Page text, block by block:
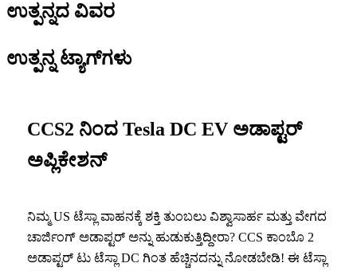
ಉತ್ಪನ್ನದ ವಿವರ
ಉತ್ಪನ್ನ ಟ್ಯಾಗ್‌ಗಳು
CCS2 ನಿಂದ Tesla DC EV ಅಡಾಪ್ಟರ್
ಅಪ್ಲಿಕೇಶನ್
ನಿಮ್ಮ US ಟೆಸ್ಲಾ ವಾಹನಕ್ಕೆ ಶಕ್ತಿ ತುಂಬಲು ವಿಶ್ವಾಸಾರ್ಹ ಮತ್ತು ವೇಗದ
ಚಾರ್ಜಿಂಗ್ ಅಡಾಪ್ಟರ್ ಅನ್ನು ಹುಡುಕುತ್ತಿದ್ದೀರಾ? CCS ಕಾಂಬೊ 2
ಅಡಾಪ್ಟರ್ ಟು ಟೆಸ್ಲಾ DC ಗಿಂತ ಹೆಚ್ಚಿನದನ್ನು ನೋಡಬೇಡಿ! ಈ ಟೆಸ್ಲಾ